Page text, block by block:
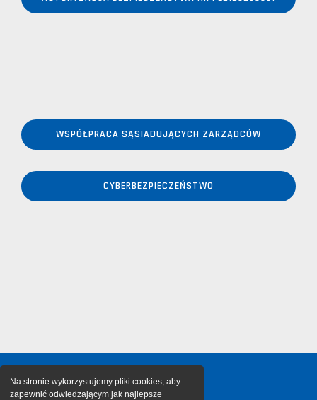
WSPÓŁPRACA SĄSIADUJĄCYCH ZARZĄDCÓW
CYBERBEZPIECZEŃSTWO
Na stronie wykorzystujemy pliki cookies, aby
zapewnić odwiedzającym jak najlepsze